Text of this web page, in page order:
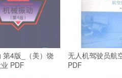
第4版_（美）饶
PDF
无人机驾驶员航
PDF